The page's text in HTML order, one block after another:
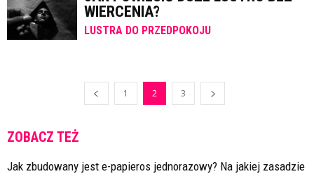
WIERCENIA?
LUSTRA DO PRZEDPOKOJU
1 2 3
ZOBACZ TEŻ
Jak zbudowany jest e-papieros jednorazowy? Na jakiej zasadzie